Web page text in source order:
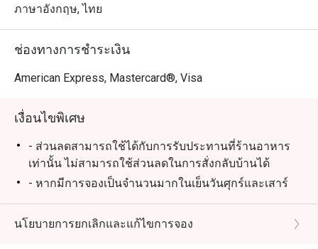
ภาษาอังกฤษ, ไทย
ช่องทางการชำระเงิน
American Express, Mastercard®, Visa
เงื่อนไขพิเศษ
- ส่วนลดสามารถใช้ได้กับการรับประทานที่ร้านอาหาร
เท่านั้น ไม่สามารถใช้ส่วนลดในการสั่งกลับบ้านได้
- หากมีการจองเป็นจำนวนมากในเย็นวันศุกร์และเสาร์
ท่านอาจต้องรอการจัดที่นั่งประมาณ 2-3 นาที
นโยบายการยกเลิกและแก้ไขการจอง